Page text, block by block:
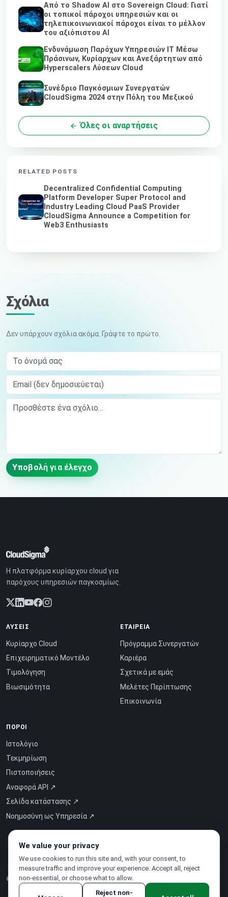
Από το Shadow AI στο Sovereign Cloud: Γιατί
οι τοπικοί πάροχοι υπηρεσιών και οι
τηλεπικοινωνιακοί πάροχοι είναι το μέλλον
του αξιόπιστου AI
Ενδυνάμωση Παρόχων Υπηρεσιών IT Μέσω
Πράσινων, Κυρίαρχων και Ανεξάρτητων από
Hyperscalers Λύσεων Cloud
Συνέδριο Παγκόσμιων Συνεργατών
CloudSigma 2024 στην Πόλη του Μεξικού
Όλες οι αναρτήσεις
RELATED POSTS
Decentralized Confidential Computing
Platform Developer Super Protocol and
Industry Leading Cloud PaaS Provider
CloudSigma Announce a Competition for
Web3 Enthusiasts
Σχόλια
Δεν υπάρχουν σχόλια ακόμα. Γράψτε το πρώτο.
Το όνομά σας
Email (δεν δημοσιεύεται)
Comment
Υποβολή για έλεγχο
Η πλατφόρμα κυρίαρχου cloud για
παρόχους υπηρεσιών παγκοσμίως.
ΛΎΣΕΙΣ
Κυρίαρχο Cloud
Επιχειρηματικό Μοντέλο
Τιμολόγηση
Βιωσιμότητα
ΕΤΑΙΡΕΊΑ
Πρόγραμμα Συνεργατών
Καριέρα
Σχετικά με εμάς
Μελέτες Περίπτωσης
Επικοινωνία
ΠΌΡΟΙ
Ιστολόγιο
Τεκμηρίωση
Πιστοποιήσεις
Αναφορά API ↗
Σελίδα κατάστασης ↗
Νοημοσύνη ως Υπηρεσία ↗
© 2026 CloudSigma Holding AG.Όλα τα δικαιώματα διατηρούνται
We value your privacy
We use cookies to run this site and, with your consent, to
measure traffic and improve your experience. Accept all, reject
non-essential, or choose what to allow.
Reject non-